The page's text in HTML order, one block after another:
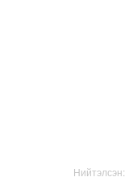
Нийтэлсэн: